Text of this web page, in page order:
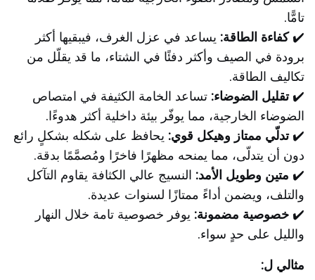
تامًّا.
✔️كفاءة الطاقة: يساعد في عزل الغرف، فيبقيها أكثر
برودة في الصيف وأكثر دفئًا في الشتاء، ما قد يقلّل من
تكاليف الطاقة.
✔️تقليل الضوضاء: تساعد الخامة الكثيفة في امتصاص
الضوضاء الخارجية، مما يوفّر بيئة داخلية أكثر هدوءًا.
✔️تدلّي ممتاز وهيكل قوي: يحافظ على شكله بشكلٍ رائع
دون أن يتدلّى، مما يمنحه مظهرًا فاخرًا ومُصمَّمًا بدقة.
✔️ متين وطويل الأمد: النسيج عالي الكثافة يقاوم التآكل
والتلف، ويضمن أداءً ممتازًا لسنوات عديدة.
✔️ خصوصية مضمونة: يوفر خصوصية تامة خلال النهار
والليل على حدٍ سواء.
مثالي ل: